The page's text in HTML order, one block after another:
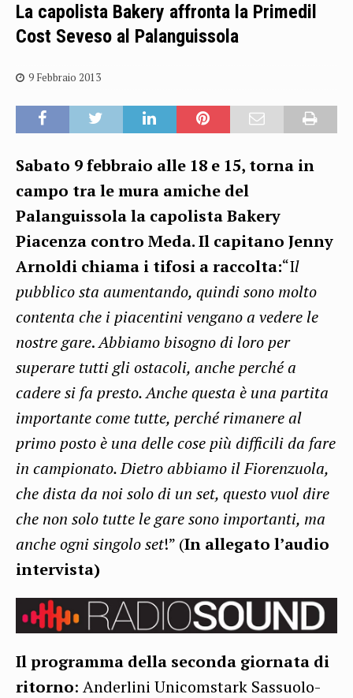
La capolista Bakery affronta la Primedil
Cost Seveso al Palanguissola
9 Febbraio 2013
Sabato 9 febbraio alle 18 e 15, torna in
campo tra le mura amiche del
Palanguissola la capolista Bakery
Piacenza contro Meda. Il capitano Jenny
Arnoldi chiama i tifosi a raccolta:“Il
pubblico sta aumentando, quindi sono molto
contenta che i piacentini vengano a vedere le
nostre gare.Abbiamo bisogno di loro per
superare tutti gli ostacoli, anche perché a
cadere si fa presto. Anche questa è una partita
importante come tutte, perché rimanere al
primo posto è una delle cose più difficili da fare
in campionato. Dietro abbiamo il Fiorenzuola,
che dista da noi solo di un set, questo vuol dire
che non solo tutte le gare sono importanti, ma
anche ogni singolo set!” (In allegato l’audio
intervista)
Il programma della seconda giornata di
ritorno: Anderlini Unicomstark Sassuolo-